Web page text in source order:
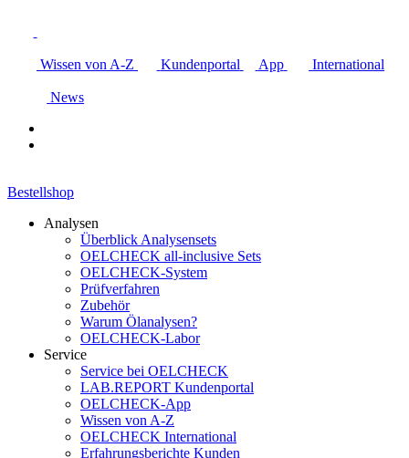
Wissen von A-Z Kundenportal App International
News
Bestellshop
Analysen
Überblick Analysensets
OELCHECK all-inclusive Sets
OELCHECK-System
Prüfverfahren
Zubehör
Warum Ölanalysen?
OELCHECK-Labor
Service
Service bei OELCHECK
LAB.REPORT Kundenportal
OELCHECK-App
Wissen von A-Z
OELCHECK International
Erfahrungsberichte Kunden